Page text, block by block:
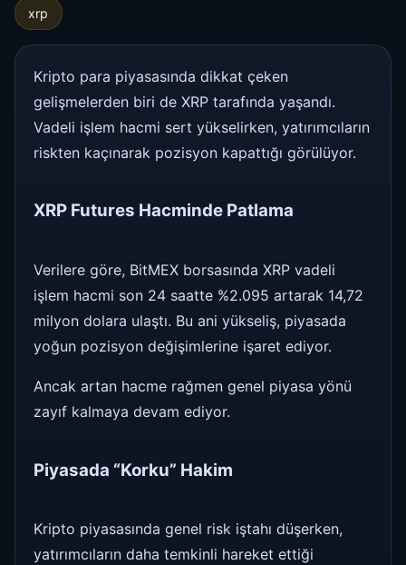
xrp
Kripto para piyasasında dikkat çeken
gelişmelerden biri de XRP tarafında yaşandı.
Vadeli işlem hacmi sert yükselirken, yatırımcıların
riskten kaçınarak pozisyon kapattığı görülüyor.
XRP Futures Hacminde Patlama
Verilere göre, BitMEX borsasında XRP vadeli
işlem hacmi son 24 saatte %2.095 artarak 14,72
milyon dolara ulaştı. Bu ani yükseliş, piyasada
yoğun pozisyon değişimlerine işaret ediyor.
Ancak artan hacme rağmen genel piyasa yönü
zayıf kalmaya devam ediyor.
Piyasada “Korku” Hakim
Kripto piyasasında genel risk iştahı düşerken,
yatırımcıların daha temkinli hareket ettiği